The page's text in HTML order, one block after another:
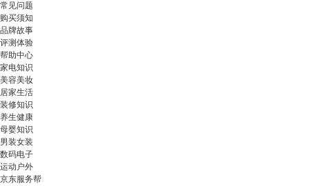
常见问题
购买须知
品牌故事
评测体验
帮助中心
家电知识
美容美妆
居家生活
装修知识
养生健康
母婴知识
男装女装
数码电子
运动户外
京东服务帮